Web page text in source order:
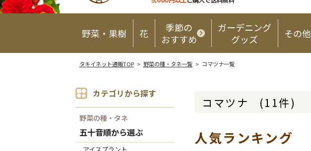
野菜・果樹 花
季節の
おすすめ
ガーデニング
グッズ
その他
タキイネット通販TOP> 野菜の種・タネ一覧> コマツナ一覧
カテゴリから探す
野菜の種・タネ
五十音順から選ぶ
コマツナ (11件)
人気ランキング